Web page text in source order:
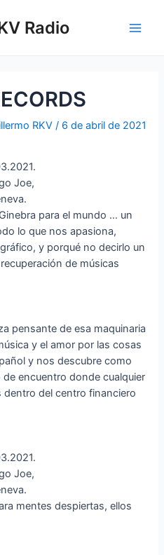
Radio
RKV/ 6 de abril de 2021
Joe,
para el mundo … un
lo que nos apasiona,
y porqué no decirlo un
de músicas
pensante de esa maquinaria
y el amor por las cosas
y nos descubre como
encuentro donde cualquier
dentro del centro financiero
Joe,
mentes despiertas, ellos